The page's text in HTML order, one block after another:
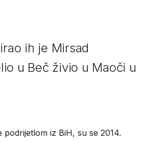
ih je Mirsad
u Beč živio u Maoči u
iz BiH, su se 2014.